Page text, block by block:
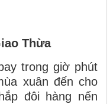
Thừa
trong giờ phút
xuân đến cho
đôi hàng nến